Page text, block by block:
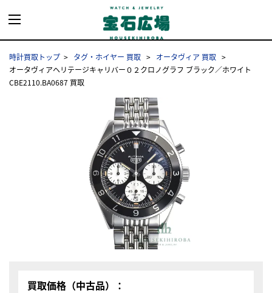
時計買取トップ タグ・ホイヤー 買取
オータヴィア 買取
オータヴィアヘリテージキャリバー０２クロノグラフ ブラック／ホワイト
CBE2110.BA0687 買取
買取価格（中古品）：